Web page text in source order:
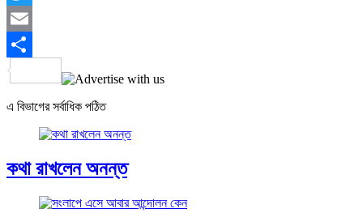
Twitter
Email
Share
এ বিভাগের সর্বাধিক পঠিত
কথা রাখলেন অনন্ত